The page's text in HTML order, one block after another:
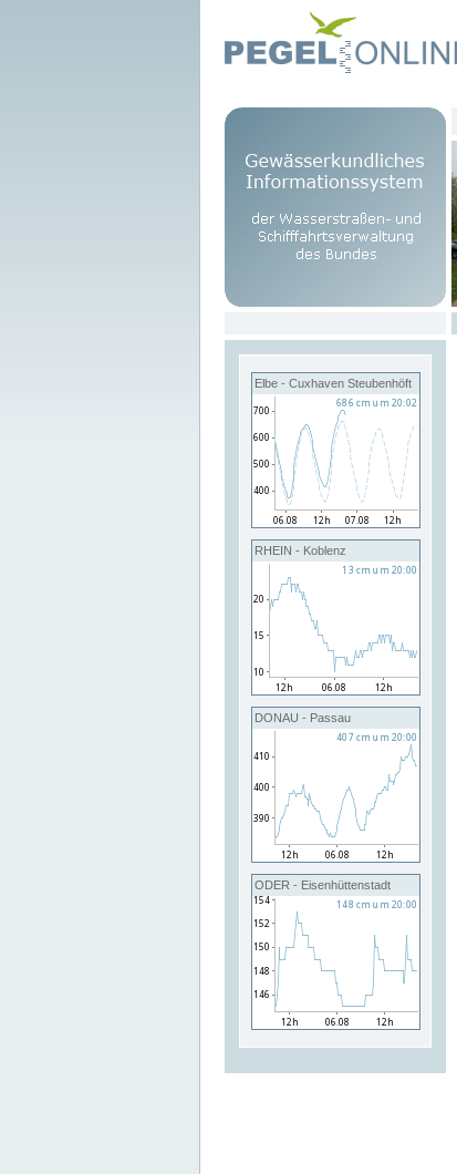
Elbe - Cuxhaven Steubenhöft
RHEIN - Koblenz
DONAU - Passau
ODER - Eisenhüttenstadt